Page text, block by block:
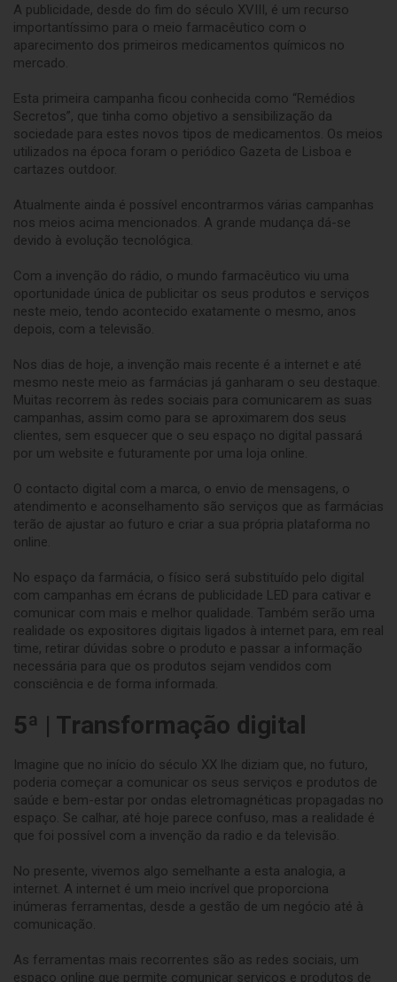
A publicidade, desde do fim do século XVIII, é um recurso
importantíssimo para o meio farmacêutico com o
aparecimento dos primeiros medicamentos químicos no
mercado.
Esta primeira campanha ficou conhecida como “Remédios
Secretos”, que tinha como objetivo a sensibilização da
sociedade para estes novos tipos de medicamentos. Os meios
utilizados na época foram o periódico Gazeta de Lisboa e
cartazes outdoor.
Atualmente ainda é possível encontrarmos várias campanhas
nos meios acima mencionados. A grande mudança dá-se
devido à evolução tecnológica.
Com a invenção do rádio, o mundo farmacêutico viu uma
oportunidade única de publicitar os seus produtos e serviços
neste meio, tendo acontecido exatamente o mesmo, anos
depois, com a televisão.
Nos dias de hoje, a invenção mais recente é a internet e até
mesmo neste meio as farmácias já ganharam o seu destaque.
Muitas recorrem às redes sociais para comunicarem as suas
campanhas, assim como para se aproximarem dos seus
clientes, sem esquecer que o seu espaço no digital passará
por um website e futuramente por uma loja online.
O contacto digital com a marca, o envio de mensagens, o
atendimento e aconselhamento são serviços que as farmácias
terão de ajustar ao futuro e criar a sua própria plataforma no
online.
No espaço da farmácia, o físico será substituído pelo digital
com campanhas em écrans de publicidade LED para cativar e
comunicar com mais e melhor qualidade. Também serão uma
realidade os expositores digitais ligados à internet para, em real
time, retirar dúvidas sobre o produto e passar a informação
necessária para que os produtos sejam vendidos com
consciência e de forma informada.
5ª | Transformação digital
Imagine que no início do século XX lhe diziam que, no futuro,
poderia começar a comunicar os seus serviços e produtos de
saúde e bem-estar por ondas eletromagnéticas propagadas no
espaço. Se calhar, até hoje parece confuso, mas a realidade é
que foi possível com a invenção da radio e da televisão.
No presente, vivemos algo semelhante a esta analogia, a
internet. A internet é um meio incrível que proporciona
inúmeras ferramentas, desde a gestão de um negócio até à
comunicação.
As ferramentas mais recorrentes são as redes sociais, um
espaço online que permite comunicar serviços e produtos de